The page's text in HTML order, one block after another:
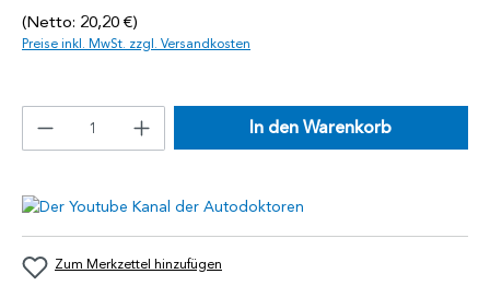
(Netto: 20,20 €)
Preise inkl. MwSt. zzgl. Versandkosten
In den Warenkorb
Zum Merkzettel hinzufügen